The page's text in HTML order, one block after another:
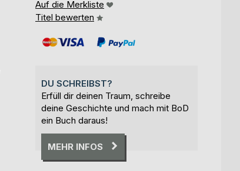
Auf die Merkliste
Titel bewerten
DU SCHREIBST?
Erfüll dir deinen Traum, schreibe
deine Geschichte und mach mit BoD
ein Buch daraus!
MEHR INFOS